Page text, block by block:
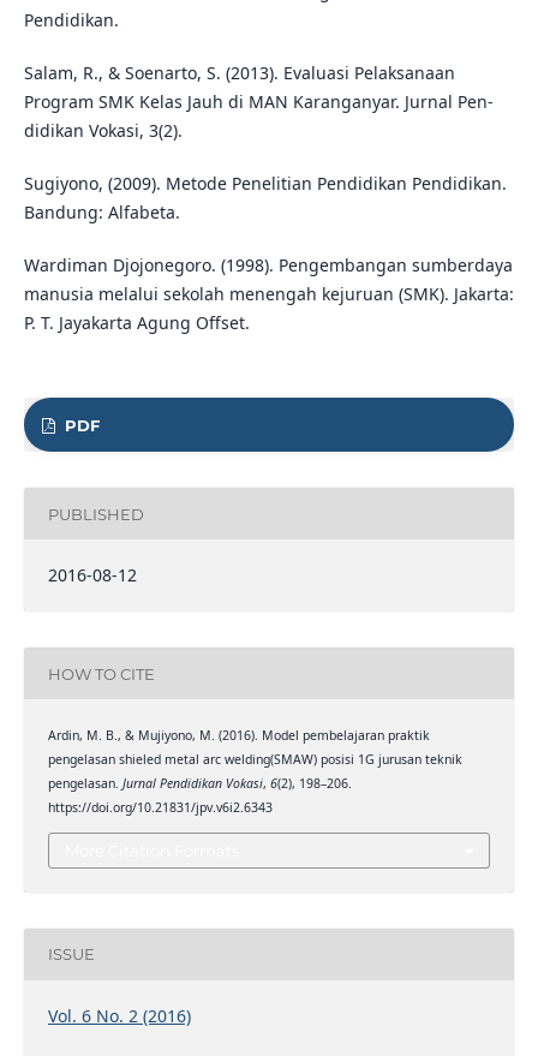
Pendidikan.
Salam, R., & Soenarto, S. (2013). Evaluasi Pelaksanaan
Program SMK Kelas Jauh di MAN Karanganyar. Jurnal Pen-
didikan Vokasi, 3(2).
Sugiyono, (2009). Metode Penelitian Pendidikan Pendidikan.
Bandung: Alfabeta.
Wardiman Djojonegoro. (1998). Pengembangan sumberdaya
manusia melalui sekolah menengah kejuruan (SMK). Jakarta:
P. T. Jayakarta Agung Offset.
PDF
PUBLISHED
2016-08-12
HOW TO CITE
Ardin, M. B., & Mujiyono, M. (2016). Model pembelajaran praktik
pengelasan shieled metal arc welding(SMAW) posisi 1G jurusan teknik
pengelasan. Jurnal Pendidikan Vokasi, 6(2), 198–206.
https://doi.org/10.21831/jpv.v6i2.6343
ISSUE
Vol. 6 No. 2 (2016)